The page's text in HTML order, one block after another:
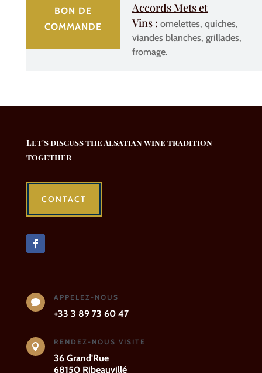
BON DE
COMMANDE
Accords Mets et
Vins : omelettes, quiches,
viandes blanches, grillades,
fromage.
Let's discuss the Alsatian wine tradition
together
CONTACT

APPELEZ-NOUS
+33 3 89 73 60 47

RENDEZ-NOUS VISITE
36 Grand'Rue
68150 Ribeauvillé